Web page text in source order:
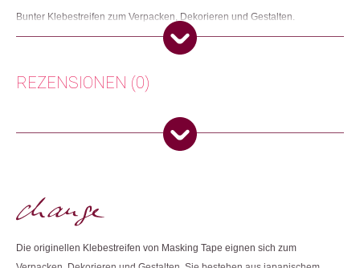
Bunter Klebestreifen zum Verpacken, Dekorieren und Gestalten.
, Papeterie & Büro
Weitere Produkte shoppen, die diesem Changemaker Kriterium
Dieses Produkt weiterempfehlen:
REZENSIONEN (0)
Es gibt noch keine Rezensionen.
Die originellen Klebestreifen von Masking Tape eignen sich zum